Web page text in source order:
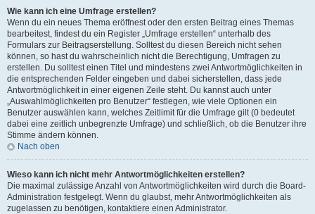
Wie kann ich eine Umfrage erstellen?
Wenn du ein neues Thema eröffnest oder den ersten Beitrag eines Themas
bearbeitest, findest du ein Register „Umfrage erstellen“ unterhalb des
Formulars zur Beitragserstellung. Solltest du diesen Bereich nicht sehen
können, so hast du wahrscheinlich nicht die Berechtigung, Umfragen zu
erstellen. Du solltest einen Titel und mindestens zwei Antwortmöglichkeiten in
die entsprechenden Felder eingeben und dabei sicherstellen, dass jede
Antwortmöglichkeit in einer eigenen Zeile steht. Du kannst auch unter
„Auswahlmöglichkeiten pro Benutzer“ festlegen, wie viele Optionen ein
Benutzer auswählen kann, welches Zeitlimit für die Umfrage gilt (0 bedeutet
dabei eine zeitlich unbegrenzte Umfrage) und schließlich, ob die Benutzer ihre
Stimme ändern können.
Nach oben
Wieso kann ich nicht mehr Antwortmöglichkeiten erstellen?
Die maximal zulässige Anzahl von Antwortmöglichkeiten wird durch die Board-
Administration festgelegt. Wenn du glaubst, mehr Antwortmöglichkeiten als
zugelassen zu benötigen, kontaktiere einen Administrator.